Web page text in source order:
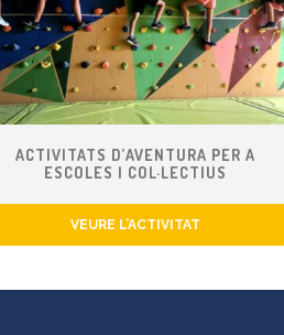
ACTIVITATS D’AVENTURA PER A
ESCOLES I COL·LECTIUS
VEURE L’ACTIVITAT